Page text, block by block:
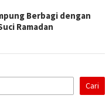
Berbagi dengan
Ramadan
Cari